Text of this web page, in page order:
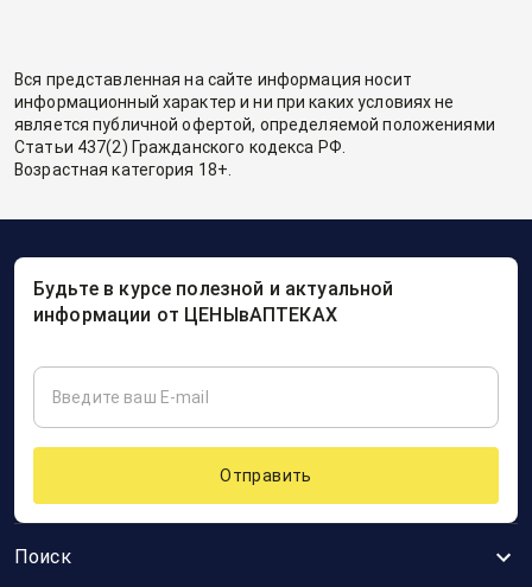
Вся представленная на сайте информация носит
информационный характер и ни при каких условиях не
является публичной офертой, определяемой положениями
Статьи 437(2) Гражданского кодекса РФ.
Возрастная категория 18+.
Поиск
Будьте в курсе полезной и актуальной
информации от ЦЕНЫвАПТЕКАХ
Отправить